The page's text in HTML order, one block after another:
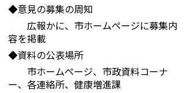
◆意見の募集の周知
広報かに、市ホームページに募集内
容を掲載
◆資料の公表場所
市ホームページ、市政資料コーナ
ー、各連絡所、健康増進課